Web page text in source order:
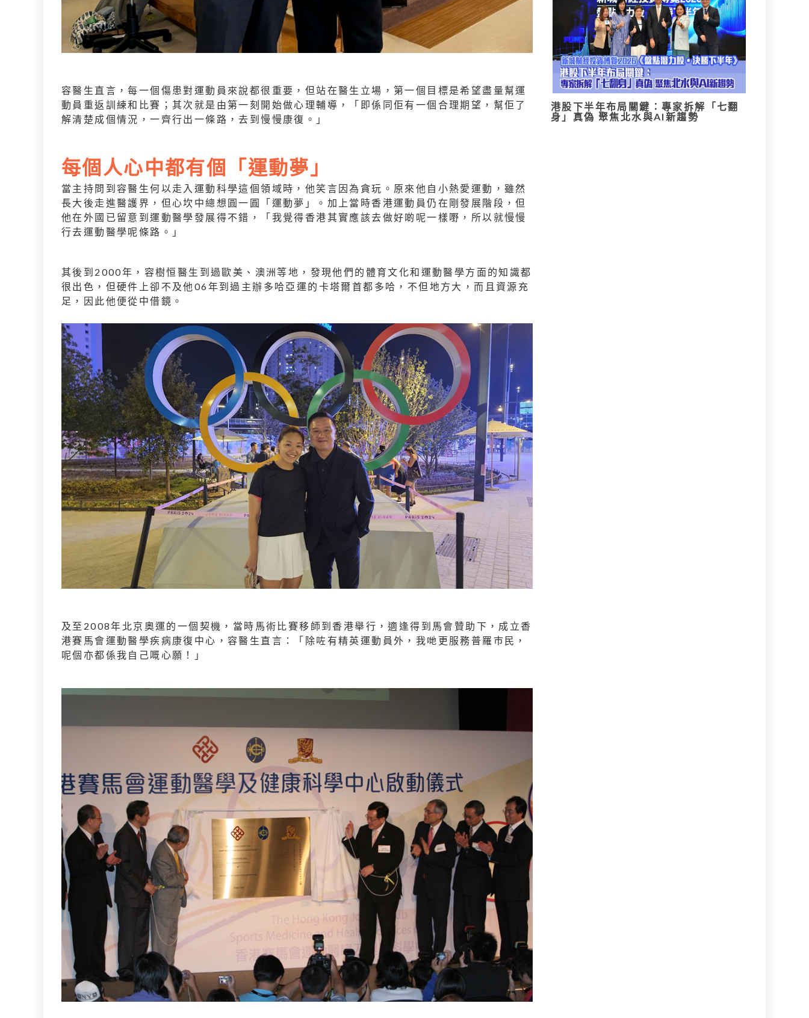
容醫生直言，每一個傷患對運動員來說都很重要，但站在醫生立場，第一個目標是希望盡量幫運
動員重返訓練和比賽；其次就是由第一刻開始做心理輔導，「即係同佢有一個合理期望，幫佢了
解清楚成個情況，一齊行出一條路，去到慢慢康復。」
每個人心中都有個 「運動夢」
當主持問到容醫生何以走入運動科學這個領域時，他笑言因為貪玩。原來他自小熱愛運動，雖然
長大後走進醫護界，但心坎中總想圓一圓「運動夢」。加上當時香港運動員仍在剛發展階段，但
他在外國已留意到運動醫學發展得不錯，「我覺得香港其實應該去做好啲呢一樣嘢，所以就慢慢
行去運動醫學呢條路。」
其後到2000年，容樹恒醫生到過歐美、澳洲等地，發現他們的體育文化和運動醫學方面的知識都
很出色，但硬件上卻不及他06年到過主辦多哈亞運的卡塔爾首都多哈，不但地方大，而且資源充
足，因此他便從中借鏡。
及至2008年北京奧運的一個契機，當時馬術比賽移師到香港舉行，適逢得到馬會贊助下，成立香
港賽馬會運動醫學疾病康復中心，容醫生直言：「除咗有精英運動員外，我哋更服務普羅巿民，
呢個亦都係我自己嘅心願！」
港股下半年布局關鍵：專家拆解「七翻
身」真偽 聚焦北水與AI新趨勢